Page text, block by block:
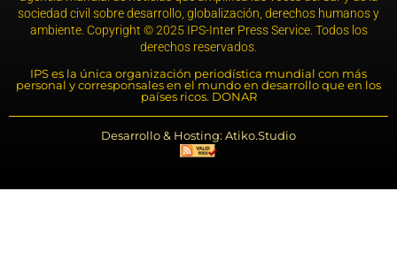
sociedad civil sobre desarrollo, globalización, derechos humanos y
ambiente. Copyright © 2025 IPS-Inter Press Service. Todos los
derechos reservados.
IPS es la única organización periodística mundial con más
personal y corresponsales en el mundo en desarrollo que en los
países ricos. DONAR
Desarrollo & Hosting: Atiko.Studio